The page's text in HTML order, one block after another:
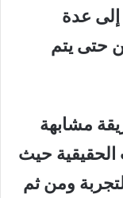
عدة
حتى يتم
مشابهة
الحقيقية حيث
ومن ثم